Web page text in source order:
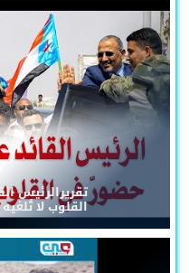
تقريرالرئيس
القلوب لا